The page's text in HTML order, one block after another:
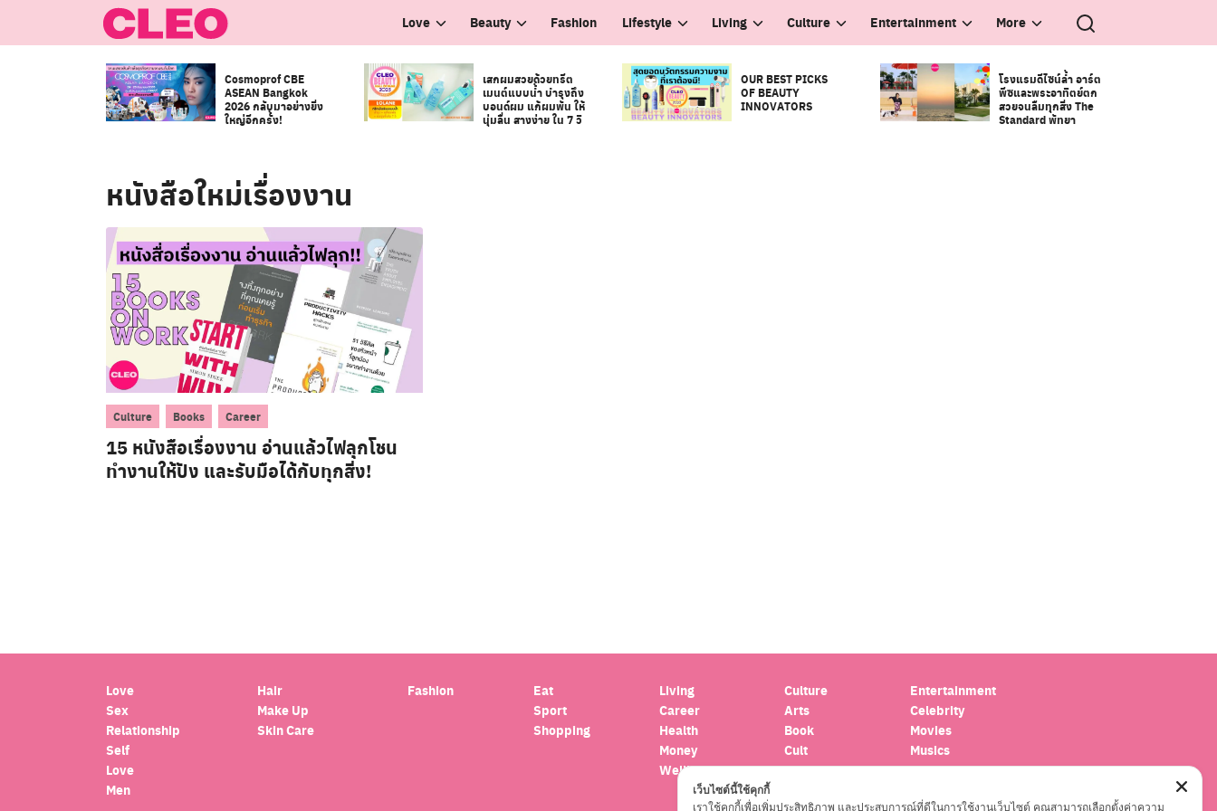
Love Beauty Fashion Lifestyle Living Culture Entertainment More
Cosmoprof CBE
ASEAN Bangkok
2026 กลับมาอย่างยิ่ง
ใหญ่อีกครั้ง!
เสกผมสวยด้วยทรีต
เมนต์แบบน้ำ บำรุงถึง
บอนด์ผม แก้ผมพัน ให้
นุ่มลื่น สางง่าย ใน 7 วิ
OUR BEST PICKS
OF BEAUTY
INNOVATORS
โรงแรมดีไซน์ล้ำ อาร์ต
พีซและพระอาทิตย์ตก
สวยจนลืมทุกสิ่ง The
Standard พัทยา
หนังสือใหม่เรื่องงาน
Culture Books Career
15 หนังสือเรื่องงาน อ่านแล้วไฟลุกโชน
ทำงานให้ปัง และรับมือได้กับทุกสิ่ง!
Love
Sex
Relationship
Self
Love
Men
Hair
Make Up
Skin Care
Fashion
Eat
Sport
Shopping
Living
Career
Health
Money
Wellbeing
Culture
Arts
Book
Cult
Horoscope
Entertainment
Celebrity
Movies
Musics
Series
เว็บไซต์นี้ใช้คุกกี้
เราใช้คุกกี้เพื่อเพิ่มประสิทธิภาพ และประสบการณ์ที่ดีในการใช้งานเว็บไซต์ คุณสามารถเลือกตั้งค่าความ